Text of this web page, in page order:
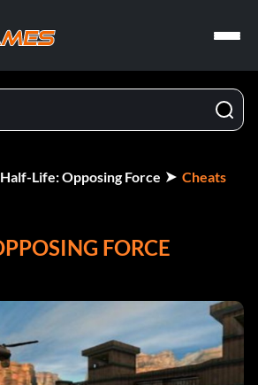
Half-Life: Opposing Force Cheats
FORCE